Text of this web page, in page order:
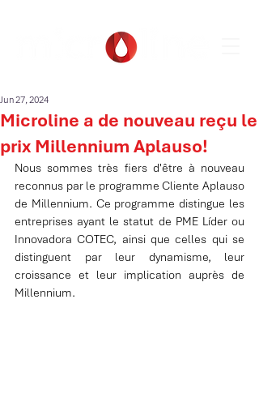
Microline a de nouveau reçu le
prix Millennium Aplauso!
Jun 27, 2024
Nous sommes très fiers d'être à nouveau
reconnus par le programme Cliente Aplauso
de Millennium. Ce programme distingue les
entreprises ayant le statut de PME Líder ou
Innovadora COTEC, ainsi que celles qui se
distinguent par leur dynamisme, leur
croissance et leur implication auprès de
Millennium.